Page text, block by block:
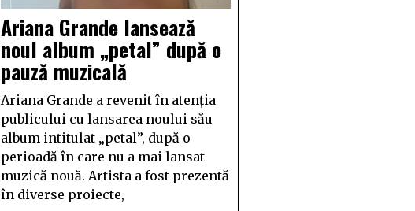
Ariana Grande lansează
noul album „petal” după o
pauză muzicală
Ariana Grande a revenit în atenția
publicului cu lansarea noului său
album intitulat „petal”, după o
perioadă în care nu a mai lansat
muzică nouă. Artista a fost prezentă
în diverse proiecte,